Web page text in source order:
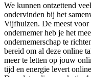
We kunnen ontzettend
ondervinden bij het
Vijfhuizen. De meest
ondernemer heb je het
ondernemerschap te
bereid om al deze online
meer te letten op jouw
tijd en energie levert